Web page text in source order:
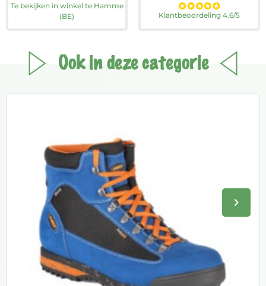
Te bekijken in winkel te Hamme
(BE)
Klantbeoordeling 4.6/5
Ook in deze categorie
keyboard_arrow_right